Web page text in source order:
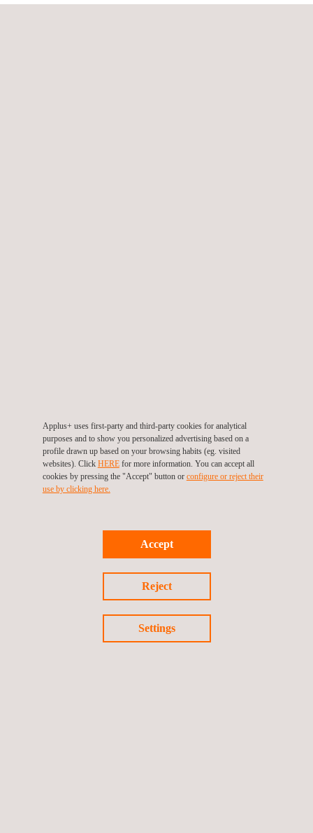
Vor ihrer Markteinführung bewertet sie die Konformität der
folgenden Messgeräte mit den europäischen
Rechtsvorschriften im Bereich des Messwesens:
Automatische Waagen. Modul F/F1.
Applus+ uses first-party and third-party cookies for analytical
purposes and to show you personalized advertising based on a
profile drawn up based on your browsing habits (eg. visited
websites). Click HEREfor more information. You can accept all
cookies by pressing the "Accept" button or configure or reject their
use by clicking here.
Accept
Reject
Settings